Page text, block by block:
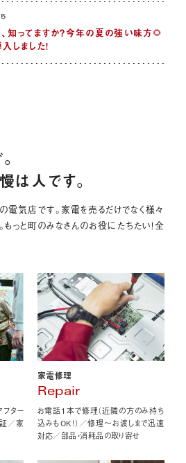
知ってますか？今年の夏の強い味方🌻
しました！
は人です。
電気店です。家電を売るだけでなく様々
もっと町のみなさんのお役にたちたい！全
ター
／家
家電修理
Repair
お電話1本で修理（近隣の方のみ持ち
込みもOK！）／修理〜お渡しまで迅速
対応／部品・消耗品の取り寄せ